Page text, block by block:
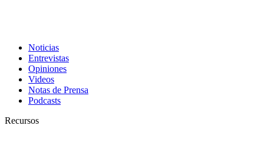
Noticias
Entrevistas
Opiniones
Videos
Notas de Prensa
Podcasts
Recursos